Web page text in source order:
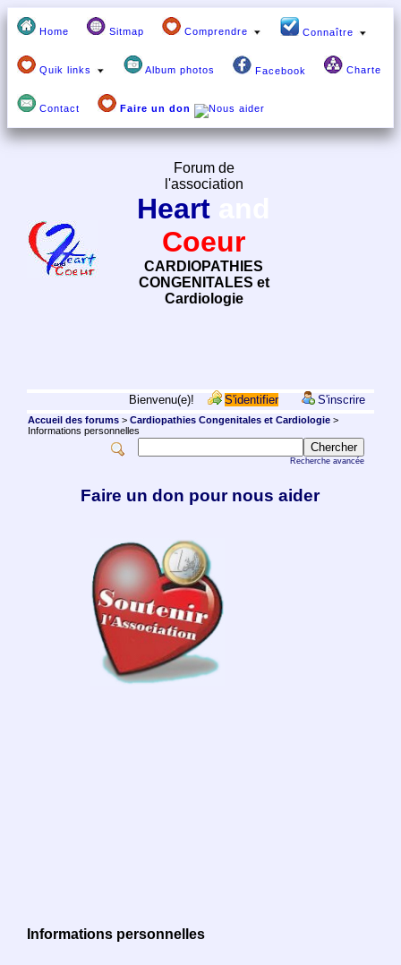
Home Sitmap Comprendre Connaître
Quik links Album photos Facebook Charte
Contact Faire un don
Forum de
l'association
Heart
Coeur
CARDIOPATHIES
CONGENITALES et
Cardiologie
Bienvenu(e)! S'identifier S'inscrire
Accueil des forums> Cardiopathies Congenitales et Cardiologie>
Informations personnelles
Recherche avancée
Faire un don pour nous aider
Informations personnelles